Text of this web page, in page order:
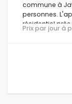
commune à
personnes.
résidentiel
de bars, à 500
Prix par jour à